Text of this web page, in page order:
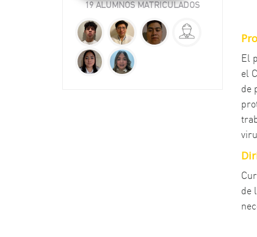
19 ALUMNOS MATRICULADOS
El
el
de
de